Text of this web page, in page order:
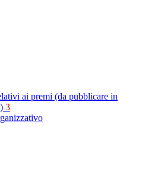
ai premi (da pubblicare in
3